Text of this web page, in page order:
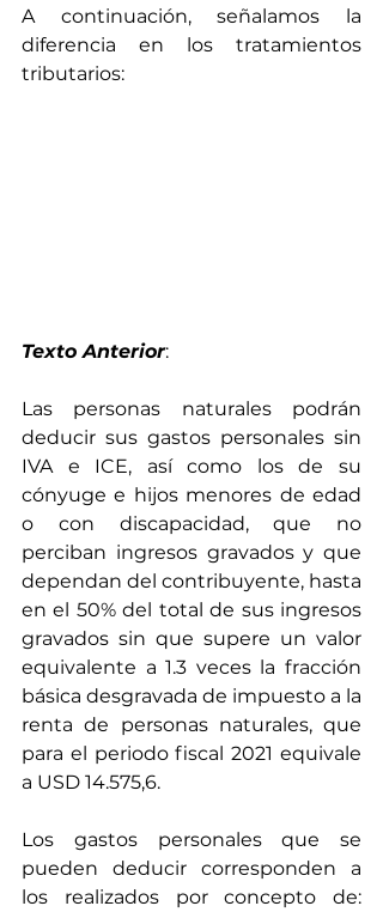
A continuación, señalamos la
diferencia en los tratamientos
tributarios:
Texto Anterior:
Las personas naturales podrán
deducir sus gastos personales sin
IVA e ICE, así como los de su
cónyuge e hijos menores de edad
o con discapacidad, que no
perciban ingresos gravados y que
dependan del contribuyente, hasta
en el 50% del total de sus ingresos
gravados sin que supere un valor
equivalente a 1.3 veces la fracción
básica desgravada de impuesto a la
renta de personas naturales, que
para el periodo fiscal 2021 equivale
a USD 14.575,6.
Los gastos personales que se
pueden deducir corresponden a
los realizados por concepto de: